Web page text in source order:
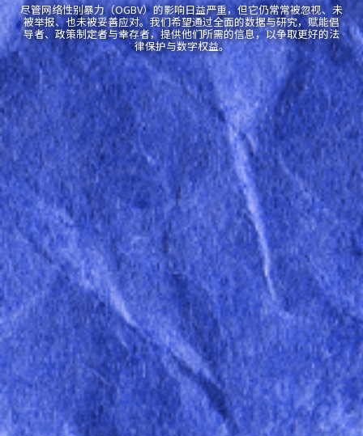
尽管网络性别暴力（OGBV）的影响日益严重，但它仍常常被忽视、未
被举报、也未被妥善应对。我们希望通过全面的数据与研究，赋能倡
导者、政策制定者与幸存者，提供他们所需的信息，以争取更好的法
律保护与数字权益。
2024
2023
2022
2021
2024